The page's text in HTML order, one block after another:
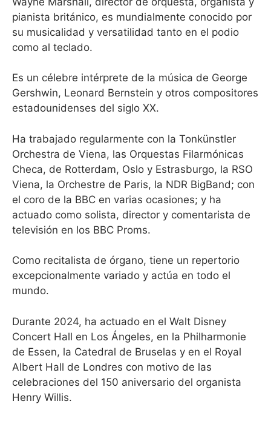
pianista británico, es mundialmente conocido por
su musicalidad y versatilidad tanto en el podio
como al teclado.
Es un célebre intérprete de la música de George
Gershwin, Leonard Bernstein y otros compositores
estadounidenses del siglo XX.
Ha trabajado regularmente con la Tonkünstler
Orchestra de Viena, las Orquestas Filarmónicas
Checa, de Rotterdam, Oslo y Estrasburgo, la RSO
Viena, la Orchestre de Paris, la NDR BigBand; con
el coro de la BBC en varias ocasiones; y ha
actuado como solista, director y comentarista de
televisión en los BBC Proms.
Como recitalista de órgano, tiene un repertorio
excepcionalmente variado y actúa en todo el
mundo.
Durante 2024, ha actuado en el Walt Disney
Concert Hall en Los Ángeles, en la Philharmonie
de Essen, la Catedral de Bruselas y en el Royal
Albert Hall de Londres con motivo de las
celebraciones del 150 aniversario del organista
Henry Willis.